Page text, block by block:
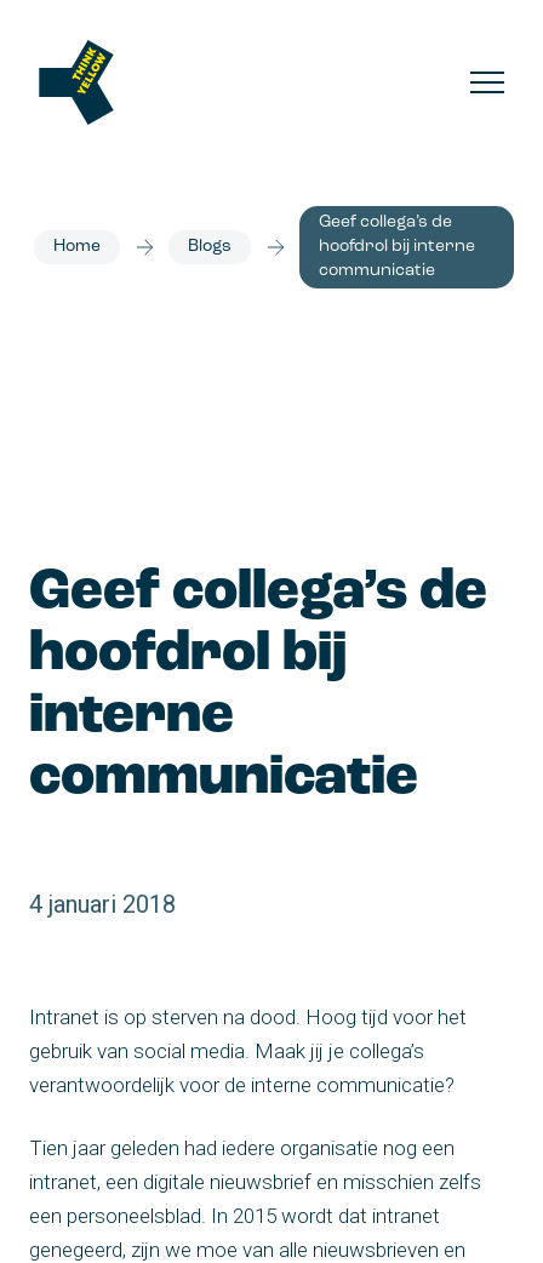
Home Blogs
Geef collega’s de
hoofdrol bij interne
communicatie
Geef collega’s de
hoofdrol bij
interne
communicatie
4 januari 2018
Intranet is op sterven na dood. Hoog tijd voor het
gebruik van social media. Maak jij je collega’s
verantwoordelijk voor de interne communicatie?
Tien jaar geleden had iedere organisatie nog een
intranet, een digitale nieuwsbrief en misschien zelfs
een personeelsblad. In 2015 wordt dat intranet
genegeerd, zijn we moe van alle nieuwsbrieven en